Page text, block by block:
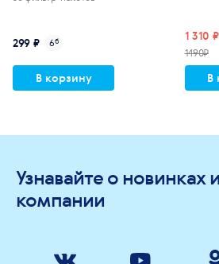
299 ₽ 6б
В корзину
1 310 ₽
1490₽
В
Узнавайте о новинках
компании